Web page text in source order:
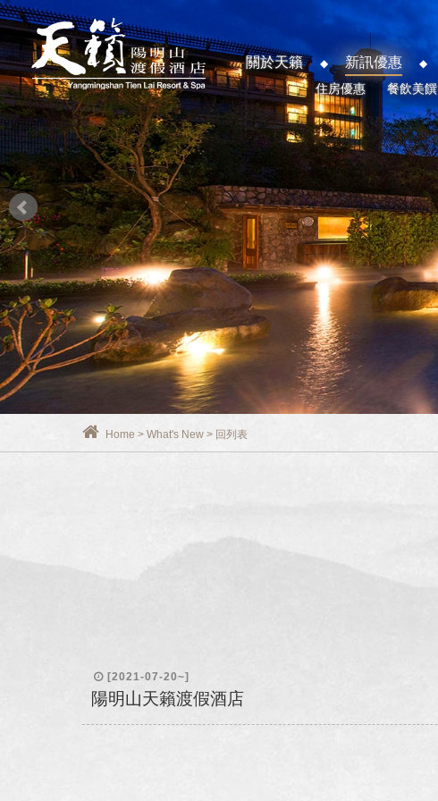
關於天籟 新訊優惠
住房優惠 餐飲美饌
Home > What's New > 回列表
[2021-07-20~]
陽明山天籟渡假酒店